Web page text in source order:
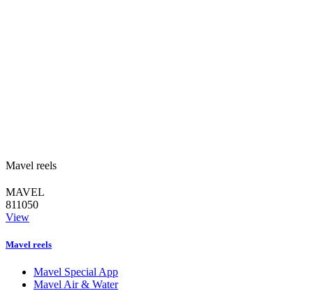
Mavel reels
MAVEL
811050
View
Mavel reels
Mavel Special App
Mavel Air & Water